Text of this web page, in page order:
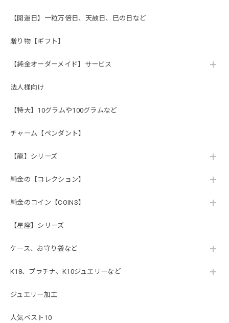
【開運日】一粒万倍日、天赦日、巳の日など
贈り物【ギフト】
【純金オーダーメイド】サービス
法人様向け
【特大】10グラムや100グラムなど
チャーム【ペンダント】
【龍】シリーズ
純金の【コレクション】
純金のコイン【COINS】
【星座】シリーズ
ケース、お守り袋など
K18、プラチナ、K10ジュエリーなど
ジュエリー加工
人気ベスト10